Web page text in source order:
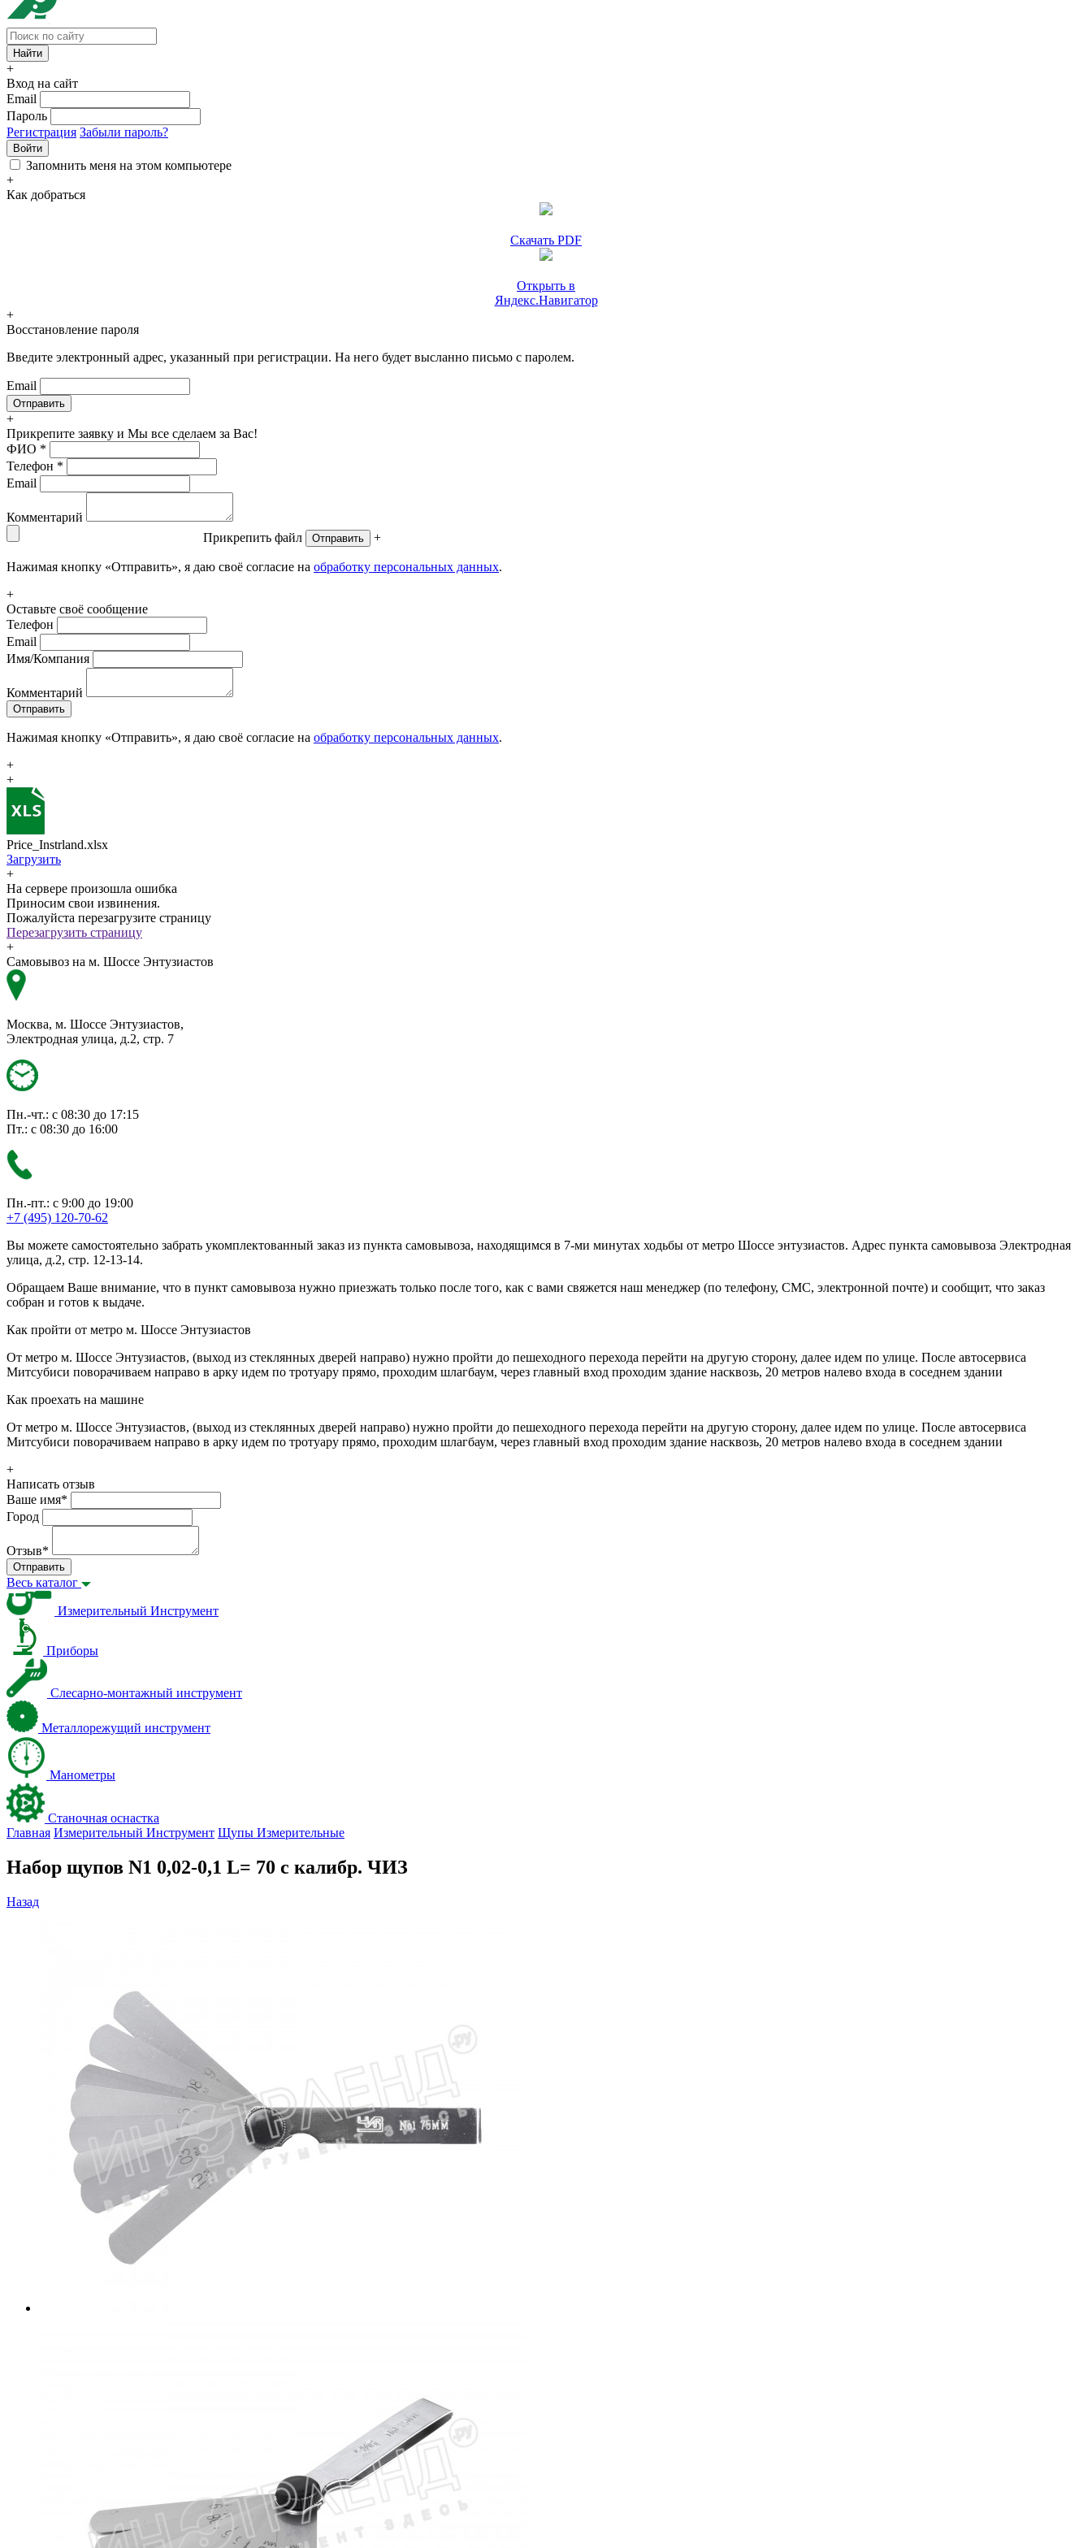
+
Вход на сайт
Email
Пароль
Регистрация Забыли пароль?
Войти
Запомнить меня на этом компьютере
+
Как добраться
Скачать PDF
Открыть в
Яндекс.Навигатор
+
Восстановление пароля
Введите электронный адрес, указанный при регистрации. На него будет высланно письмо с паролем.
Email
+
Прикрепите заявку и Мы все сделаем за Вас!
ФИО *
Телефон *
Email
Комментарий
Прикрепить файл
Отправить +
Нажимая кнопку «Отправить», я даю своё согласие на обработку персональных данных.
+
Оставьте своё сообщение
Телефон
Email
Имя/Компания
Комментарий
Отправить
Нажимая кнопку «Отправить», я даю своё согласие на обработку персональных данных.
+
+
Price_Instrland.xlsx
Загрузить
+
На сервере произошла ошибка
Приносим свои извинения.
Пожалуйста перезагрузите страницу
Перезагрузить страницу
+
Самовывоз на м. Шоссе Энтузиастов
Москва, м. Шоссе Энтузиастов,
Электродная улица, д.2, стр. 7
Пн.-чт.: с 08:30 до 17:15
Пт.: с 08:30 до 16:00
Пн.-пт.: с 9:00 до 19:00
+7 (495) 120-70-62
Вы можете самостоятельно забрать укомплектованный заказ из пункта самовывоза, находящимся в 7-ми минутах ходьбы от метро Шоссе энтузиастов. Адрес пункта самовывоза Электродная
улица, д.2, стр. 12-13-14.
Обращаем Ваше внимание, что в пункт самовывоза нужно приезжать только после того, как с вами свяжется наш менеджер (по телефону, СМС, электронной почте) и сообщит, что заказ
собран и готов к выдаче.
Как пройти от метро м. Шоссе Энтузиастов
От метро м. Шоссе Энтузиастов, (выход из стеклянных дверей направо) нужно пройти до пешеходного перехода перейти на другую сторону, далее идем по улице. После автосервиса
Митсубиси поворачиваем направо в арку идем по тротуару прямо, проходим шлагбаум, через главный вход проходим здание насквозь, 20 метров налево входа в соседнем здании
Как проехать на машине
От метро м. Шоссе Энтузиастов, (выход из стеклянных дверей направо) нужно пройти до пешеходного перехода перейти на другую сторону, далее идем по улице. После автосервиса
Митсубиси поворачиваем направо в арку идем по тротуару прямо, проходим шлагбаум, через главный вход проходим здание насквозь, 20 метров налево входа в соседнем здании
+
Написать отзыв
Ваше имя*
Город
Отзыв*
Отправить
Весь каталог
Измерительный Инструмент
Приборы
Слесарно-монтажный инструмент
Металлорежущий инструмент
Манометры
Станочная оснастка
Главная Измерительный Инструмент Щупы Измерительные
Набор щупов N1 0,02-0,1 L= 70 с калибр. ЧИЗ
Назад